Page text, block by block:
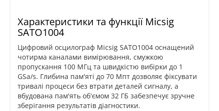
Характеристики та функції Micsig
SATO1004
Цифровий осцилограф Micsig SATO1004 оснащений
чотирма каналами вимірювання, смужкою
пропускання 100 МГц та швидкістю вибірки до 1
GSa/s. Глибина пам'яті до 70 Мпт дозволяє фіксувати
тривалі процеси без втрати деталей сигналу, а
вбудована пам'ять об'ємом 32 ГБ забезпечує зручне
зберігання результатів діагностики.